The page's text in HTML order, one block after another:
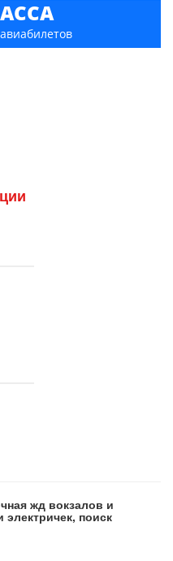
жд вокзалов и
электричек, поиск